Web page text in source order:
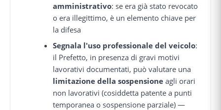
amministrativo: se era già stato revocato
o era illegittimo, è un elemento chiave per
la difesa
Segnala l'uso professionale del veicolo:
il Prefetto, in presenza di gravi motivi
lavorativi documentati, può valutare una
limitazione della sospensione agli orari
non lavorativi (cosiddetta patente a punti
temporanea o sospensione parziale) —